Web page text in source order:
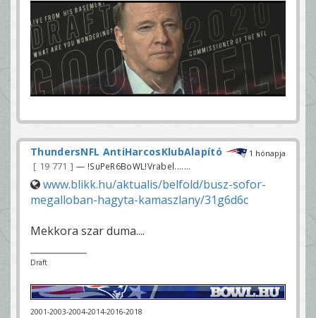
1 hónapja
ThundersNFL AntiHarcosKlubAlapító
19 771 — !SuPeR6BoWL!Vrabel.......
www.blikk.hu/aktualis/belfold/busz-sofor-
megalloban-hagyta-kamaszlany/31g6d6c
Mekkora szar duma....
Draft
2001-2003-2004-2014-2016-2018